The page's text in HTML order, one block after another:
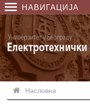
НАВИГАЦИЈА
Насловна